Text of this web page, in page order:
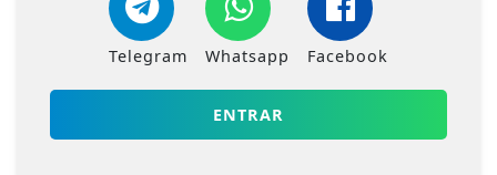
Telegram Whatsapp Facebook
ENTRAR